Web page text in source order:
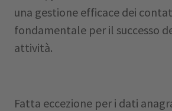
una gestione efficace dei
fondamentale per il successo
attività.
Fatta eccezione per i dati